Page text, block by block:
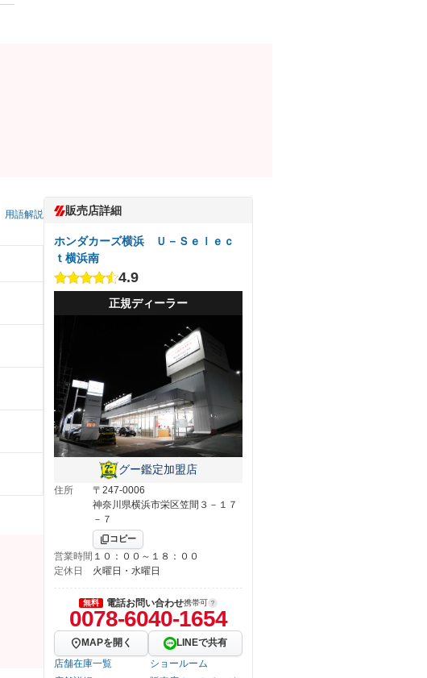
用語解説 販売店詳細
ホンダカーズ横浜 Ｕ－Ｓｅｌｅｃ
ｔ横浜南
4.9
正規ディーラー
グー鑑定加盟店
住所
〒247-0006
神奈川県横浜市栄区笠間３－１７
－７
コピー
営業時間 １０：００～１８：００
定休日
火曜日・水曜日
無料 電話お問い合わせ携帯可
0078-6040-1654
MAPを開く
LINEで共有
店舗在庫一覧
ショールーム